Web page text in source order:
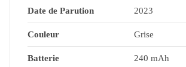
Date de Parution 2023
Couleur Grise
Batterie 240 mAh